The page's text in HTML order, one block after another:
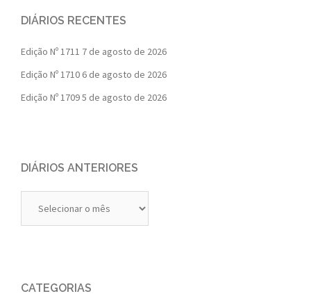
DIÁRIOS RECENTES
Edição Nº 1711 7 de agosto de 2026
Edição Nº 1710 6 de agosto de 2026
Edição Nº 17095 de agosto de 2026
DIÁRIOS ANTERIORES
Anteriores
CATEGORIAS